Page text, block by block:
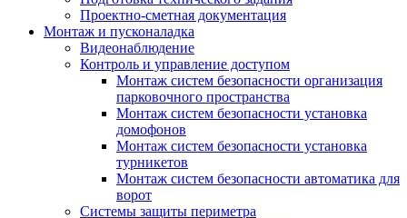
Проектно-сметная документация
Монтаж и пусконаладка
Видеонаблюдение
Контроль и управление доступом
Монтаж систем безопасности организация
парковочного пространства
Монтаж систем безопасности установка
домофонов
Монтаж систем безопасности установка
турникетов
Монтаж систем безопасности автоматика для
ворот
Системы защиты периметра